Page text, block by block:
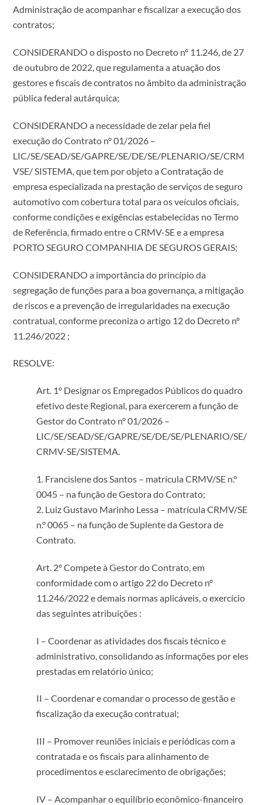
Administração de acompanhar e fiscalizar a execução dos
contratos;
CONSIDERANDO o disposto no Decreto nº 11.246, de 27
de outubro de 2022, que regulamenta a atuação dos
gestores e fiscais de contratos no âmbito da administração
pública federal autárquica;
CONSIDERANDO a necessidade de zelar pela fiel
execução do Contrato nº 01/2026 –
LIC/SE/SEAD/SE/GAPRE/SE/DE/SE/PLENARIO/SE/CRM
VSE/ SISTEMA, que tem por objeto a Contratação de
empresa especializada na prestação de serviços de seguro
automotivo com cobertura total para os veículos oficiais,
conforme condições e exigências estabelecidas no Termo
de Referência, firmado entre o CRMV-SE e a empresa
PORTO SEGURO COMPANHIA DE SEGUROS GERAIS;
CONSIDERANDO a importância do princípio da
segregação de funções para a boa governança, a mitigação
de riscos e a prevenção de irregularidades na execução
contratual, conforme preconiza o artigo 12 do Decreto nº
11.246/2022 ;
RESOLVE:
Art. 1º Designar os Empregados Públicos do quadro
efetivo deste Regional, para exercerem a função de
Gestor do Contrato nº 01/2026 –
LIC/SE/SEAD/SE/GAPRE/SE/DE/SE/PLENARIO/SE/
CRMV-SE/SISTEMA.
1. Francislene dos Santos – matrícula CRMV/SE n.°
0045 – na função de Gestora do Contrato;
2. Luiz Gustavo Marinho Lessa – matrícula CRMV/SE
n.° 0065 – na função de Suplente da Gestora de
Contrato.
Art. 2º Compete à Gestor do Contrato, em
conformidade com o artigo 22 do Decreto nº
11.246/2022 e demais normas aplicáveis, o exercício
das seguintes atribuições :
I – Coordenar as atividades dos fiscais técnico e
administrativo, consolidando as informações por eles
prestadas em relatório único;
II – Coordenar e comandar o processo de gestão e
fiscalização da execução contratual;
III – Promover reuniões iniciais e periódicas com a
contratada e os fiscais para alinhamento de
procedimentos e esclarecimento de obrigações;
IV – Acompanhar o equilíbrio econômico-financeiro